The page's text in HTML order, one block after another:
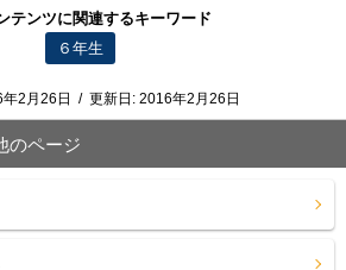
テンツに関連するキーワード
６年生
2月26日 / 更新日: 2016年2月26日
のページ